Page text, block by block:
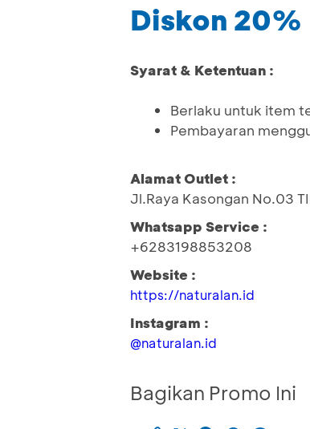
Diskon 20%
Syarat & Ketentuan :
Berlaku untuk item
Pembayaran
Alamat Outlet :
Jl.Raya Kasongan No.03
Whatsapp Service :
+6283198853208
Website :
https://naturalan.id
Instagram :
@naturalan.id
Bagikan Promo Ini